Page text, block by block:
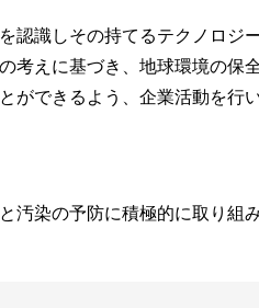
認識しその持てるテクノロジ
えに基づき、地球環境の保
ができるよう、企業活動を行い
汚染の予防に積極的に取り組